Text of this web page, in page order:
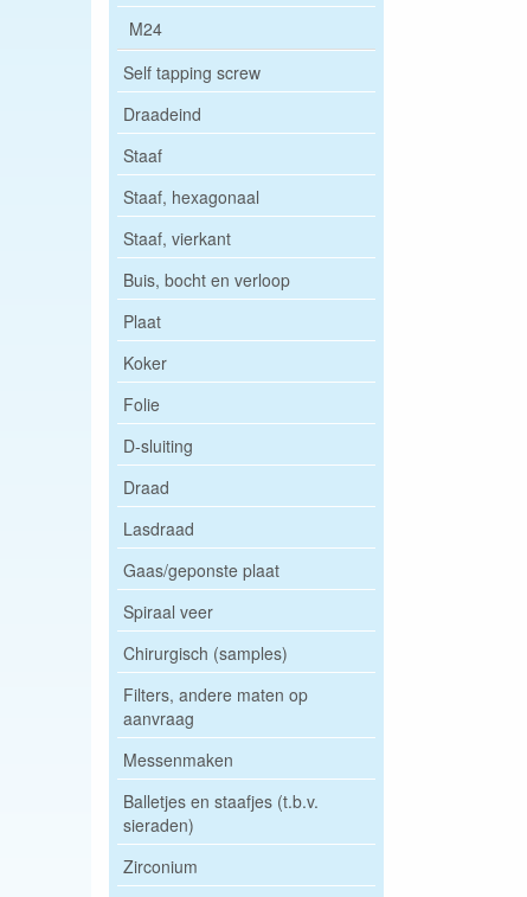
M24
Self tapping screw
Draadeind
Staaf
Staaf, hexagonaal
Staaf, vierkant
Buis, bocht en verloop
Plaat
Koker
Folie
D-sluiting
Draad
Lasdraad
Gaas/geponste plaat
Spiraal veer
Chirurgisch (samples)
Filters, andere maten op
aanvraag
Messenmaken
Balletjes en staafjes (t.b.v.
sieraden)
Zirconium